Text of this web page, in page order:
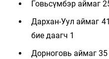
Говьсүмбэр аймаг
Дархан-Уул аймаг
бие даагч 1
Дорноговь аймаг